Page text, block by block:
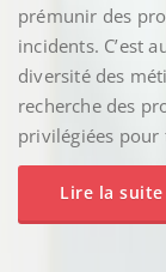
prémunir des
incidents. C’est
diversité des
recherche des
privilégiées pour
Lire la suite